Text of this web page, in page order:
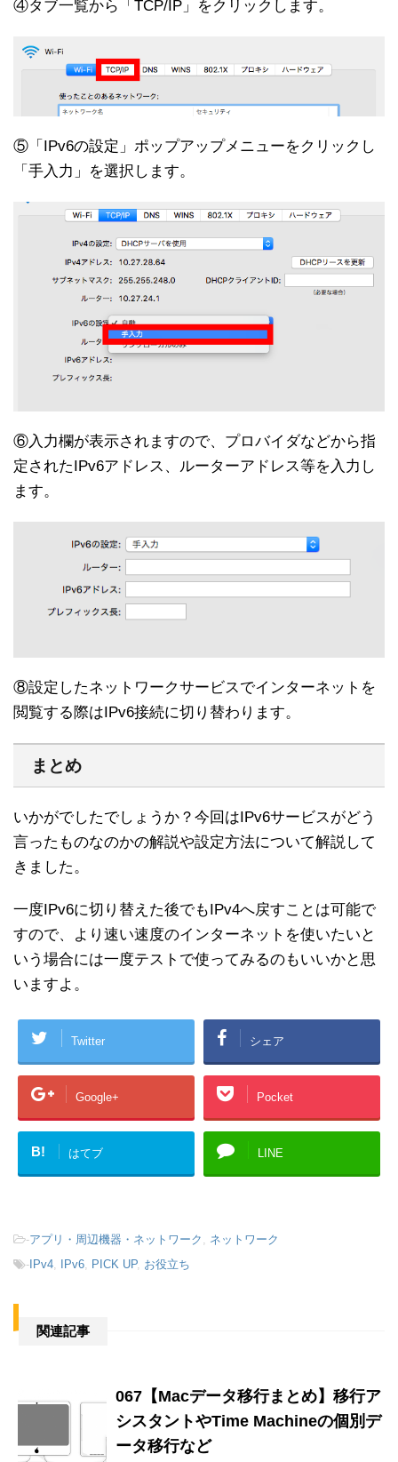
④タブ一覧から「TCP/IP」をクリックします。
⑤「IPv6の設定」ポップアップメニューをクリックし
「手入力」を選択します。
⑥入力欄が表示されますので、プロバイダなどから指
定されたIPv6アドレス、ルーターアドレス等を入力し
ます。
⑧設定したネットワークサービスでインターネットを
閲覧する際はIPv6接続に切り替わります。
まとめ
いかがでしたでしょうか？今回はIPv6サービスがどう
言ったものなのかの解説や設定方法について解説して
きました。
一度IPv6に切り替えた後でもIPv4へ戻すことは可能で
すので、より速い速度のインターネットを使いたいと
いう場合には一度テストで使ってみるのもいいかと思
いますよ。
Twitter シェア
Google+ Pocket
B! はてブ LINE
-アプリ・周辺機器・ネットワーク , ネットワーク
- IPv4, IPv6, PICK UP, お役立ち
関連記事
067【Macデータ移行まとめ】移行ア
シスタントやTime Machineの個別デ
ータ移行など